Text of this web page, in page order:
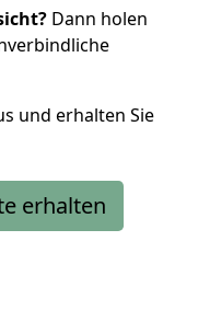
Dann holen
und erhalten Sie
erhalten